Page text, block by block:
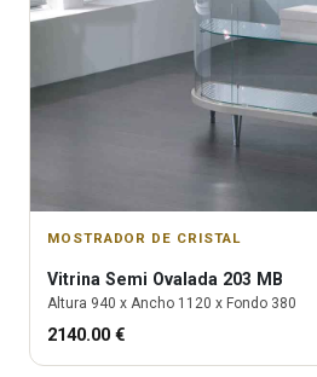
MOSTRADOR DE CRISTAL
Vitrina Semi Ovalada 203 MB
Altura 940 x Ancho 1120 x Fondo 380
2140.00 €